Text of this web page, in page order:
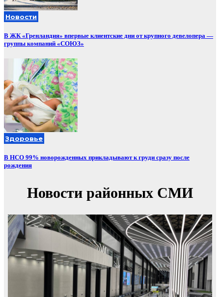
Новости
В ЖК «Гренландия» впервые клиентские дни от крупного девелопера —
группы компаний «СОЮЗ»
Здоровье
В НСО 99% новорожденных прикладывают к груди сразу после
рождения